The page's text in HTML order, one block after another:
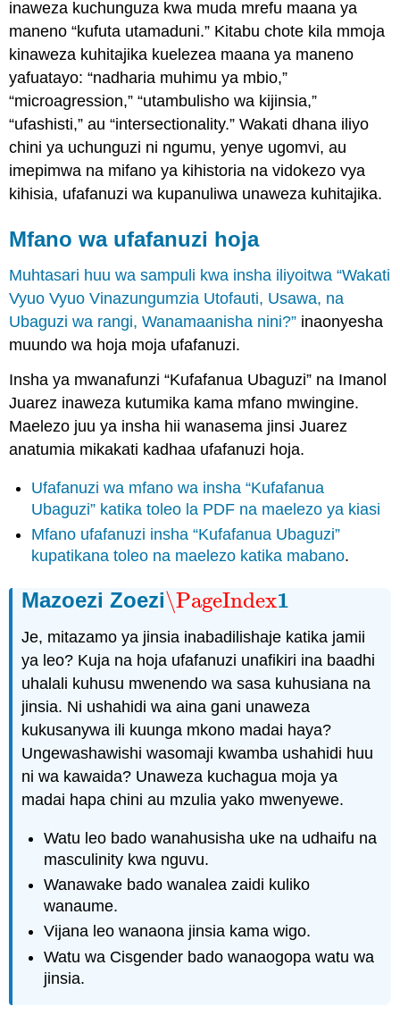
inaweza kuchunguza kwa muda mrefu maana ya
maneno “kufuta utamaduni.” Kitabu chote kila mmoja
kinaweza kuhitajika kuelezea maana ya maneno
yafuatayo: “nadharia muhimu ya mbio,”
“microagression,” “utambulisho wa kijinsia,”
“ufashisti,” au “intersectionality.” Wakati dhana iliyo
chini ya uchunguzi ni ngumu, yenye ugomvi, au
imepimwa na mifano ya kihistoria na vidokezo vya
kihisia, ufafanuzi wa kupanuliwa unaweza kuhitajika.
Mfano wa ufafanuzi hoja
Muhtasari huu wa sampuli kwa insha iliyoitwa “Wakati
Vyuo Vyuo Vinazungumzia Utofauti, Usawa, na
Ubaguzi wa rangi, Wanamaanisha nini?” inaonyesha
muundo wa hoja moja ufafanuzi.
Insha ya mwanafunzi “Kufafanua Ubaguzi” na Imanol
Juarez inaweza kutumika kama mfano mwingine.
Maelezo juu ya insha hii wanasema jinsi Juarez
anatumia mikakati kadhaa ufafanuzi hoja.
Ufafanuzi wa mfano wa insha “Kufafanua
Ubaguzi” katika toleo la PDF na maelezo ya kiasi
Mfano ufafanuzi insha “Kufafanua Ubaguzi”
kupatikana toleo na maelezo katika mabano.
Mazoezi Zoezi\PageIndex1
\PageIndex1
Je, mitazamo ya jinsia inabadilishaje katika jamii
ya leo? Kuja na hoja ufafanuzi unafikiri ina baadhi
uhalali kuhusu mwenendo wa sasa kuhusiana na
jinsia. Ni ushahidi wa aina gani unaweza
kukusanywa ili kuunga mkono madai haya?
Ungewashawishi wasomaji kwamba ushahidi huu
ni wa kawaida? Unaweza kuchagua moja ya
madai hapa chini au mzulia yako mwenyewe.
Watu leo bado wanahusisha uke na udhaifu na
masculinity kwa nguvu.
Wanawake bado wanalea zaidi kuliko
wanaume.
Vijana leo wanaona jinsia kama wigo.
Watu wa Cisgender bado wanaogopa watu wa
jinsia.